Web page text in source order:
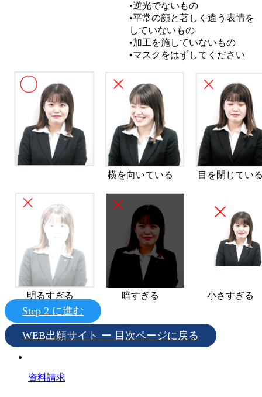
•逆光でないもの
•平常の顔と著しく違う表情を
していないもの
•加工を施していないもの
•マスクをはずしてください
横を向いている 目を閉じてい
明るすぎる 暗すぎる 小さすぎる
Step 2 に進む
WEB出願サイト ー 目次ページに戻る
資料請求